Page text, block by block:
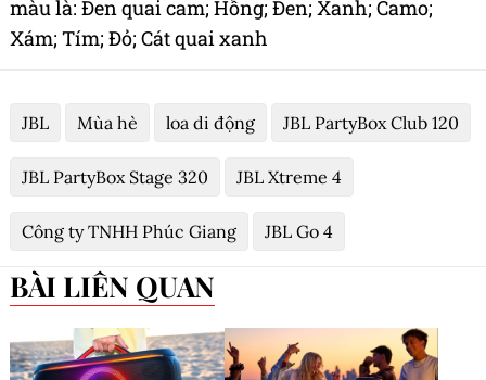
màu là: Đen quai cam; Hồng; Đen; Xanh; Camo;
Xám; Tím; Đỏ; Cát quai xanh
JBL Mùa hè loa di động JBL PartyBox Club 120
JBL PartyBox Stage 320 JBL Xtreme 4
Công ty TNHH Phúc Giang JBL Go 4
BÀI LIÊN QUAN